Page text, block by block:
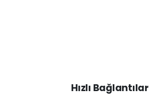
Hızlı Bağlantılar